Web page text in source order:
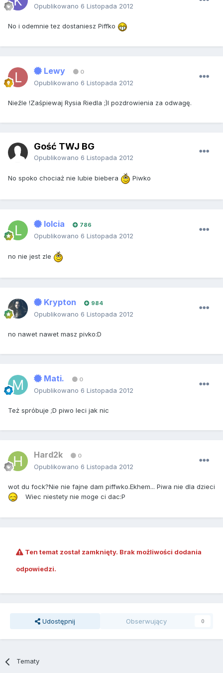
Opublikowano 6 Listopada 2012
No i odemnie tez dostaniesz Piffko
Lewy 0
Opublikowano 6 Listopada 2012
Nieźle !Zaśpiewaj Rysia Riedla ;)I pozdrowienia za odwagę.
Gość TWJ BG
Opublikowano 6 Listopada 2012
No spoko chociaż nie lubie biebera Piwko
lolcia 786
Opublikowano 6 Listopada 2012
no nie jest zle
Krypton 984
Opublikowano 6 Listopada 2012
no nawet nawet masz pivko:D
Mati. 0
Opublikowano 6 Listopada 2012
Też spróbuje ;D piwo leci jak nic
Hard2k 0
Opublikowano 6 Listopada 2012
wot du fock?Nie nie fajne dam piffwko.Ekhem... Piwa nie dla dzieci
Wiec niestety nie moge ci dac:P
Ten temat został zamknięty. Brak możliwości dodania
odpowiedzi.
Udostępnij Obserwujący 0
Tematy